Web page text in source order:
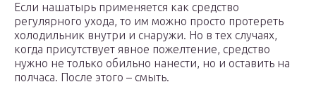
Если нашатырь применяется как средство
регулярного ухода, то им можно просто протереть
холодильник внутри и снаружи. Но в тех случаях,
когда присутствует явное пожелтение, средство
нужно не только обильно нанести, но и оставить на
полчаса. После этого – смыть.